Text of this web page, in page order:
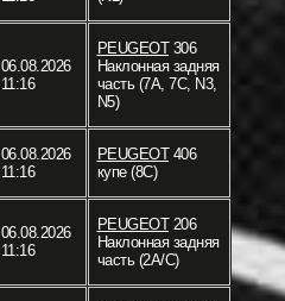
06.08.2026
11:16
PEUGEOT306
Наклонная задняя
часть (7A, 7C, N3,
N5)
06.08.2026
11:16
PEUGEOT406
купе (8C)
06.08.2026
11:16
PEUGEOT206
Наклонная задняя
часть (2A/C)